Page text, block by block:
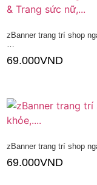
zBanner trang trí shop
69.000VND
zBanner trang trí shop
69.000VND